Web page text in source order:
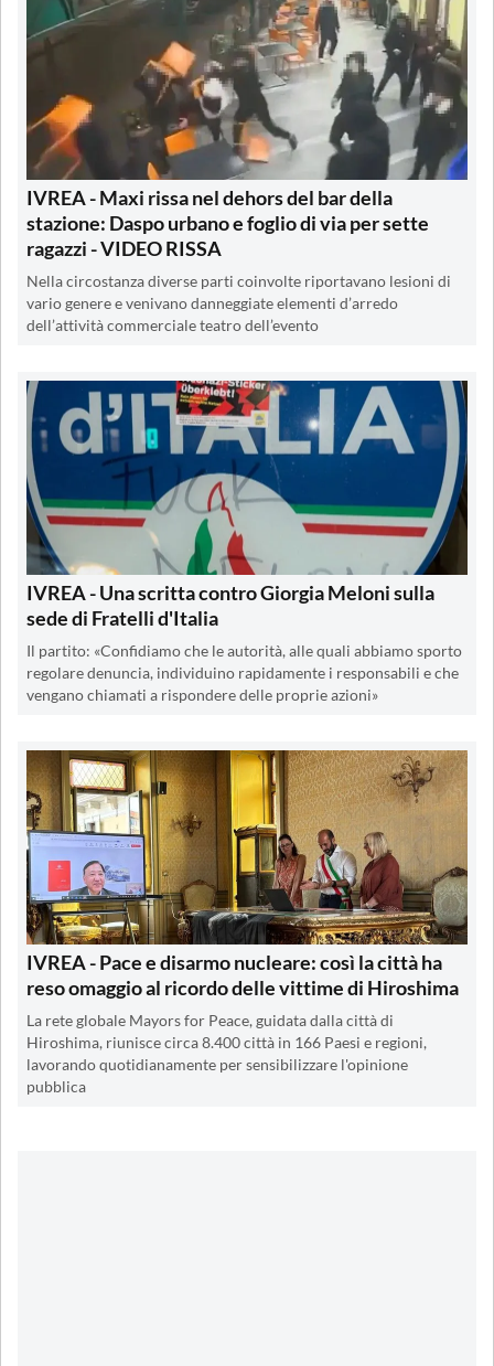
IVREA - Maxi rissa nel dehors del bar della
stazione: Daspo urbano e foglio di via per sette
ragazzi - VIDEO RISSA
Nella circostanza diverse parti coinvolte riportavano lesioni di
vario genere e venivano danneggiate elementi d’arredo
dell’attività commerciale teatro dell’evento
IVREA - Una scritta contro Giorgia Meloni sulla
sede di Fratelli d'Italia
Il partito: «Confidiamo che le autorità, alle quali abbiamo sporto
regolare denuncia, individuino rapidamente i responsabili e che
vengano chiamati a rispondere delle proprie azioni»
IVREA - Pace e disarmo nucleare: così la città ha
reso omaggio al ricordo delle vittime di Hiroshima
La rete globale Mayors for Peace, guidata dalla città di
Hiroshima, riunisce circa 8.400 città in 166 Paesi e regioni,
lavorando quotidianamente per sensibilizzare l'opinione
pubblica